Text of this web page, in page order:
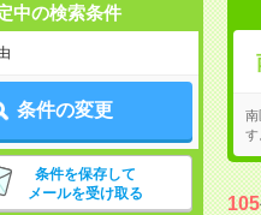
中の検索条件
条件の変更
条件を保存して
メールを受け取る
南
す
105